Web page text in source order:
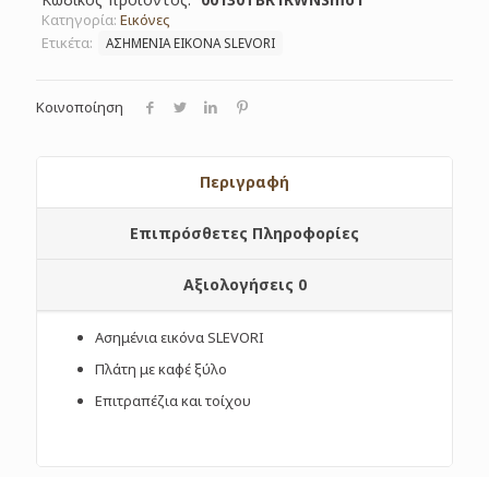
Κατηγορία: Εικόνες
Ετικέτα:
ΑΣΗΜΕΝΙΑ ΕΙΚΟΝΑ SLEVORI
Κοινοποίηση
Περιγραφή
Επιπρόσθετες Πληροφορίες
Αξιολογήσεις 0
Ασημένια εικόνα SLEVORI
Πλάτη με καφέ ξύλο
Επιτραπέζια και τοίχου